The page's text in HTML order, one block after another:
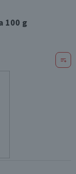
100 g